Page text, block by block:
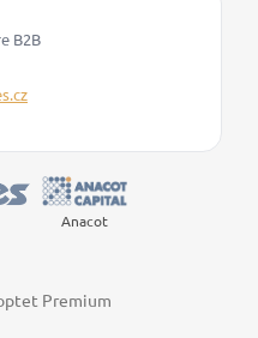
B2B
Anacot
Premium